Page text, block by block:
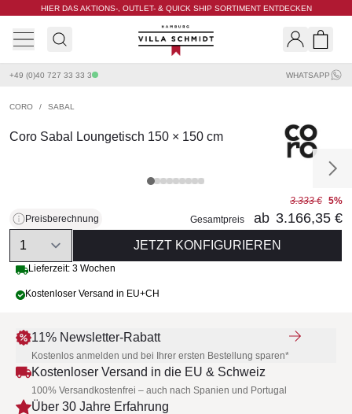
HIER DAS AKTIONS-, OUTLET- & QUICK SHIP SORTIMENT ENTDECKEN
Villa Schmidt
+49 (0)40 727 33 33 3 WHATSAPP
CORO / SABAL
Coro Sabal Loungetisch 150 × 150 cm
Preisberechnung
3.333 € 5%
Gesamtpreis
ab 3.166,35 €
Quantity
JETZT KONFIGURIEREN
Lieferzeit: 3 Wochen
Kostenloser Versand in EU+CH
11% Newsletter-Rabatt
Kostenlos anmelden und bei Ihrer ersten Bestellung sparen*
Kostenloser Versand in die EU & Schweiz
100% Versandkostenfrei – auch nach Spanien und Portugal
Über 30 Jahre Erfahrung